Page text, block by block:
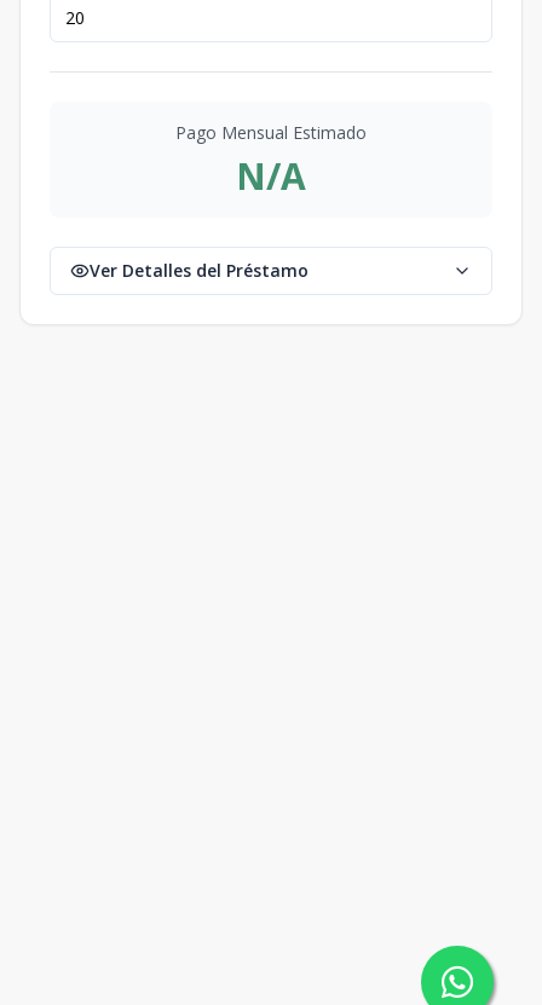
Pago Mensual Estimado
N/A
Ver Detalles del Préstamo